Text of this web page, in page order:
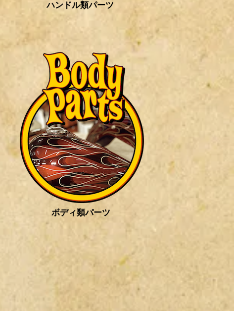
ハンドル類パーツ
ボディ類パーツ